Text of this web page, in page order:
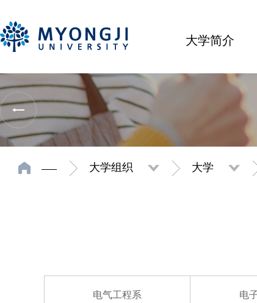
大学简介
大学组织 大学
电气工程系 电